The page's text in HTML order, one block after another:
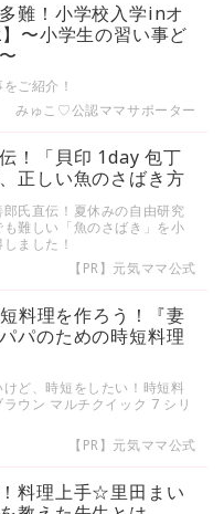
難！小学校入学inオ
〜小学生の習い事ど
ご紹介！
みゅこ♡公認ママサポーター
！「貝印 1day 包丁
正しい魚のさばき方
氏直伝！夏休みの自由研究
難しい「魚のさばき」を小
ました！
【PR】元気ママ公式
料理を作ろう！『妻
パのための時短料理
ど、時短をしたい！時短料
ウン マルチクイック 7 シリ
【PR】元気ママ公式
料理上手☆里田まい